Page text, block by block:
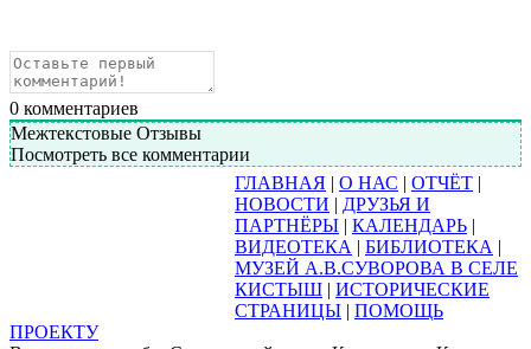
0 комментариев
Межтекстовые Отзывы
Посмотреть все комментарии
ГЛАВНАЯ | О НАС | ОТЧЁТ |
НОВОСТИ | ДРУЗЬЯ И
ПАРТНЁРЫ | КАЛЕНДАРЬ |
ВИДЕОТЕКА | БИБЛИОТЕКА |
МУЗЕЙ А.В.СУВОРОВА В СЕЛЕ
КИСТЫШ | ИСТОРИЧЕСКИЕ
СТРАНИЦЫ | ПОМОЩЬ
ПРОЕКТУ